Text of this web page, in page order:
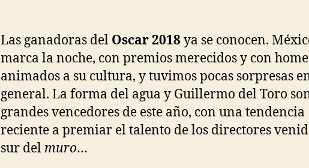
Las ganadoras del Oscar 2018 ya se conocen.
marca la noche, con premios merecidos y con
animados a su cultura, y tuvimos pocas sorpresas
general. La forma del agua y Guillermo del Toro
grandes vencedores de este año, con una tendencia
reciente a premiar el talento de los directores
sur del muro…